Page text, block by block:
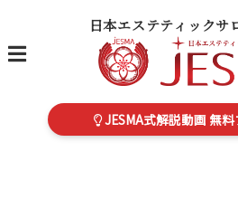
日本エステティックサ
menu
JESMA式解説動画 無